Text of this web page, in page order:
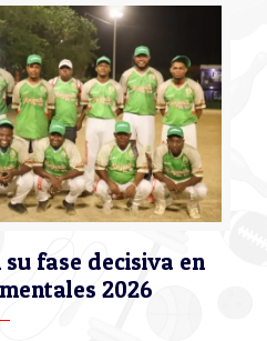
fase decisiva en
2026